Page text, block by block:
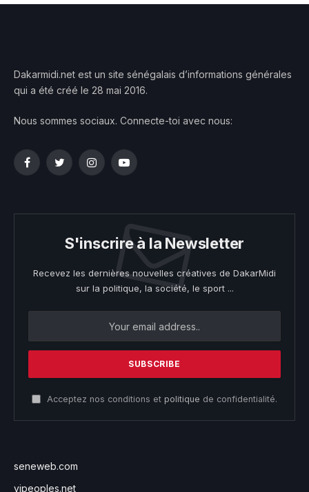
Dakarmidi.net est un site sénégalais d’informations générales
qui a été créé le 28 mai 2016.
Nous sommes sociaux. Connecte-toi avec nous:
FacebookTwitterInstagramYouTube
S'inscrire à la Newsletter
Recevez les dernières nouvelles créatives de DakarMidi
sur la politique, la société, le sport ...
Acceptez nos conditions et politique de confidentialité.
seneweb.com
vipeoples.net